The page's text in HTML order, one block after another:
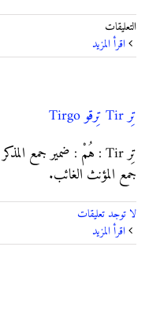
التعليقات
تُكل
مغلقة
تِر Tir تِرقو Tirgo
جمع المؤنث الغائب.
لا توجد تعليقات